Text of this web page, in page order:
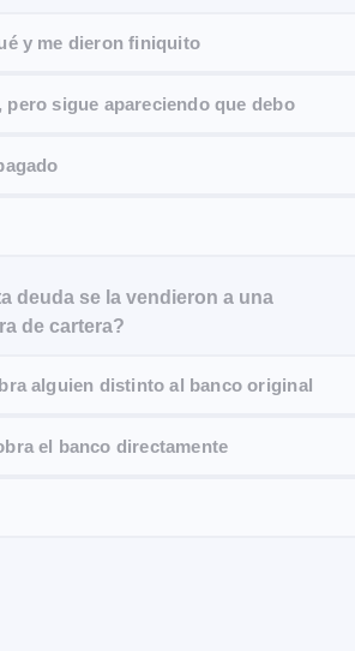
y me dieron finiquito
pero sigue apareciendo que debo
deuda se la vendieron a una
de cartera?
alguien distinto al banco original
el banco directamente